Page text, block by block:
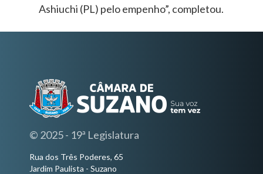
Ashiuchi (PL) pelo empenho”, completou.
© 2025 - 19ª Legislatura
Rua dos Três Poderes, 65
Jardim Paulista - Suzano